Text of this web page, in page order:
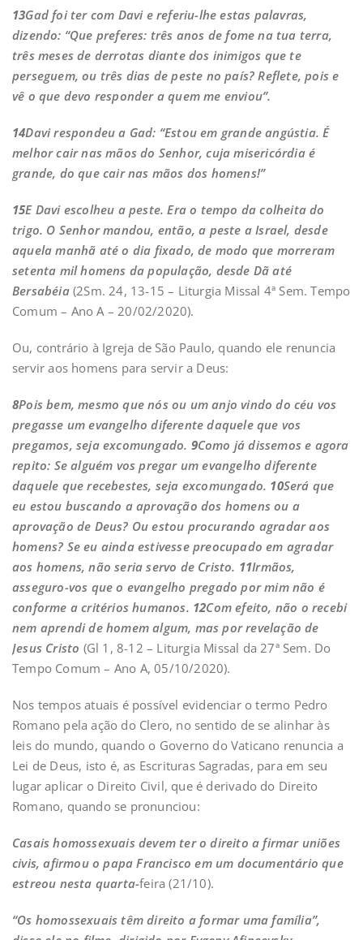
13Gad foi ter com Davi e referiu-lhe estas palavras,
dizendo: “Que preferes: três anos de fome na tua terra,
três meses de derrotas diante dos inimigos que te
perseguem, ou três dias de peste no país? Reflete, pois e
vê o que devo responder a quem me enviou”.
14Davi respondeu a Gad: “Estou em grande angústia. É
melhor cair nas mãos do Senhor, cuja misericórdia é
grande, do que cair nas mãos dos homens!”
15E Davi escolheu a peste. Era o tempo da colheita do
trigo. O Senhor mandou, então, a peste a Israel, desde
aquela manhã até o dia fixado, de modo que morreram
setenta mil homens da população, desde Dã até
Bersabéia (2Sm. 24, 13-15 – Liturgia Missal 4ª Sem. Tempo
Comum – Ano A – 20/02/2020).
Ou, contrário à Igreja de São Paulo, quando ele renuncia
servir aos homens para servir a Deus:
8Pois bem, mesmo que nós ou um anjo vindo do céu vos
pregasse um evangelho diferente daquele que vos
pregamos, seja excomungado. 9Como já dissemos e agora
repito: Se alguém vos pregar um evangelho diferente
daquele que recebestes, seja excomungado. 10Será que
eu estou buscando a aprovação dos homens ou a
aprovação de Deus? Ou estou procurando agradar aos
homens? Se eu ainda estivesse preocupado em agradar
aos homens, não seria servo de Cristo. 11Irmãos,
asseguro-vos que o evangelho pregado por mim não é
conforme a critérios humanos. 12Com efeito, não o recebi
nem aprendi de homem algum, mas por revelação de
Jesus Cristo (Gl 1, 8-12 – Liturgia Missal da 27ª Sem. Do
Tempo Comum – Ano A, 05/10/2020).
Nos tempos atuais é possível evidenciar o termo Pedro
Romano pela ação do Clero, no sentido de se alinhar às
leis do mundo, quando o Governo do Vaticano renuncia a
Lei de Deus, isto é, as Escrituras Sagradas, para em seu
lugar aplicar o Direito Civil, que é derivado do Direito
Romano, quando se pronunciou:
Casais homossexuais devem ter o direito a firmar uniões
civis, afirmou o papa Francisco em um documentário que
estreou nesta quarta-feira (21/10).
“Os homossexuais têm direito a formar uma família”,